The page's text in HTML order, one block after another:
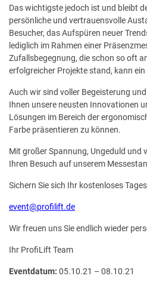
Das wichtigste jedoch ist und bleibt
persönliche und vertrauensvolle
Besucher, das Aufspüren neuer
lediglich im Rahmen einer
Zufallsbegegnung, die schon so oft
erfolgreicher Projekte stand, kann
Auch wir sind voller Begeisterung
Ihnen unsere neusten Innovationen
Lösungen im Bereich der
Farbe präsentieren zu können.
Mit großer Spannung, Ungeduld und
Ihren Besuch auf unserem
Sichern Sie sich Ihr kostenloses
event@profilift.de
Wir freuen uns Sie endlich wieder
Ihr ProfiLift Team
Eventdatum: 05.10.21 – 08.10.21